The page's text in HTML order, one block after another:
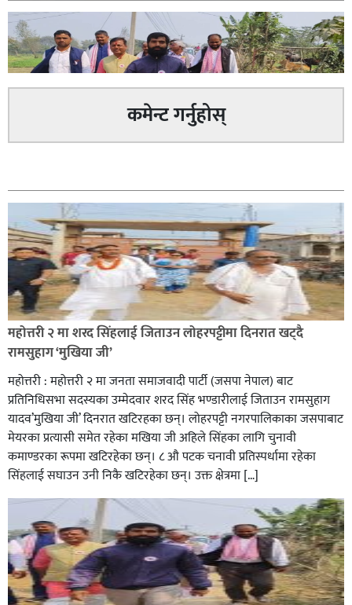
सिराहा – २ मा जनमत छापको उपस्थिति बलियो , जनता उत्साहित
सिराहा-२ मा संजय यादव भिड्ने !
रक्तदान सेवामा जिल्लामै दोस्रो स्थान ल्याएकोमा जनमत नेताद्वय
रेडक्रस सिराहा द्वारा सम्मानित
सिराहाको औरहीमा जेन-जी भेला सम्पन्न
कमेन्ट गर्नुहोस्
महोत्तरी २ मा शरद सिंहलाई जिताउन लोहरपट्टीमा दिनरात खट्दै
रामसुहाग ‘मुखिया जी’
महोत्तरी : महोत्तरी २ मा जनता समाजवादी पार्टी (जसपा नेपाल) बाट
प्रतिनिधिसभा सदस्यका उम्मेदवार शरद सिंह भण्डारीलाई जिताउन रामसुहाग
यादव’मुखिया जी’ दिनरात खटिरहका छन्। लोहरपट्टी नगरपालिकाका जसपाबाट
मेयरका प्रत्यासी समेत रहेका मखिया जी अहिले सिंहका लागि चुनावी
कमाण्डरका रूपमा खटिरहेका छन्। ८ औ पटक चनावी प्रतिस्पर्धामा रहेका
सिंहलाई सघाउन उनी निकै खटिरहेका छन्। उक्त क्षेत्रमा […]